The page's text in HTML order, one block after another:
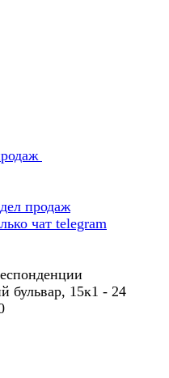
продаж
чат telegram
бульвар, 15к1 - 24